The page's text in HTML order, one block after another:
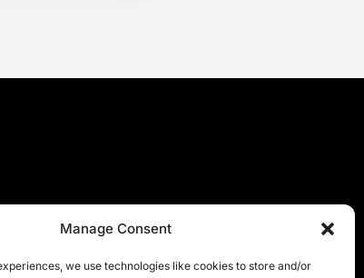
Manage Consent
we use technologies like cookies to store and/or